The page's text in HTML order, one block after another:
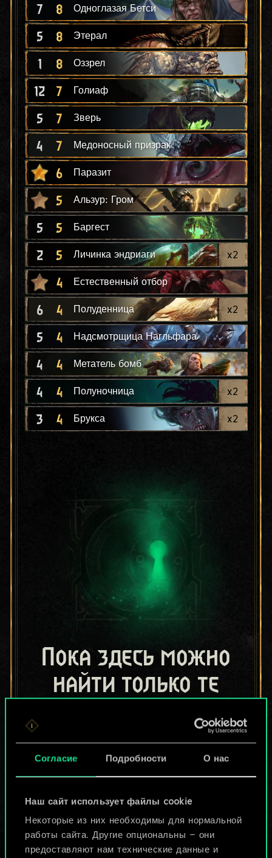
Согласие Подробности О нас
Наш сайт использует файлы cookie
Некоторые из них необходимы для нормальной
работы сайта. Другие опциональны — они
предоставляют нам технические данные и
7 8 Одноглазая Бетси
5 8 Этерал
1 8 Оззрел
12 7 Голиаф
5 7 Зверь
4 7 Медоносный призрак
6 Паразит
5 Альзур: Гром
5 5 Баргест
2 5 Личинка эндриаги x2
4 Естественный отбор
6 4 Полуденница x2
5 4 Надсмотрщица Нагльфара
4 4 Метатель бомб
4 4 Полуночница x2
3 4 Брукса x2
Пока здесь можно
найти только те
поделились другие
игроки.
больше!